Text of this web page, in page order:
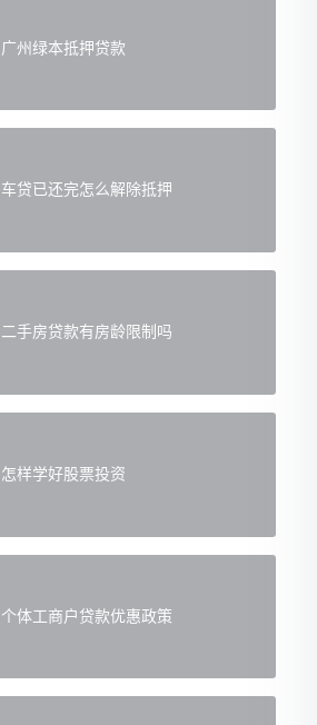
广州绿本抵押贷款
车贷已还完怎么解除抵押
二手房贷款有房龄限制吗
怎样学好股票投资
个体工商户贷款优惠政策